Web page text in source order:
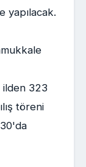
yapılacak.
ilden 323
töreni